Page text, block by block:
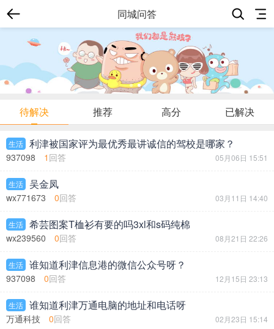
同城问答
待解决 推荐 高分 已解决
生活 利津被国家评为最优秀最讲诚信的驾校是哪家？
937098 1 回答 05月06日 15:51
生活 吴金凤
wx771673 0回答 03月11日 14:40
生活 希芸图案T桖衫有要的吗3xl和s码纯棉
wx239560 0回答 08月21日 22:26
生活 谁知道利津信息港的微信公众号呀？
937098 0回答 12月15日 23:13
生活 谁知道利津万通电脑的地址和电话呀
万通科技 0回答 02月23日 15:14